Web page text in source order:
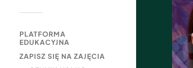
PLATFORMA
EDUKACYJNA
ZAPISZ SIĘ NA ZAJĘCIA